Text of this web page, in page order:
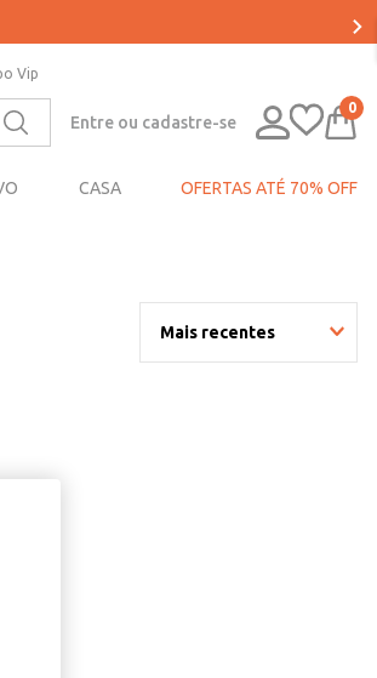
Vip
Entre ou cadastre-se
0
CASA OFERTAS ATÉ 70% OFF
Mais recentes